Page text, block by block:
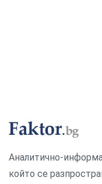
Аналитично-
който се